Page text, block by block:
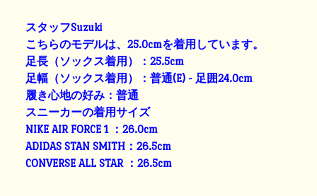
スタッフSuzuki
こちらのモデルは、25.0cmを着用しています。
足長（ソックス着用）：25.5cm
足幅（ソックス着用）：普通(E) - 足囲24.0cm
履き心地の好み：普通
スニーカーの着用サイズ
NIKE AIR FORCE 1 ：26.0cm
ADIDAS STAN SMITH：26.5cm
CONVERSE ALL STAR ：26.5cm